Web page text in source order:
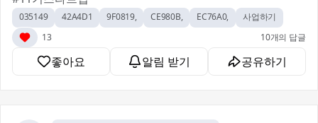
035149 42A4D1 9F0819, CE980B, EC76A0,
사업하기
13
10개의 답글
좋아요 알림 받기 공유하기